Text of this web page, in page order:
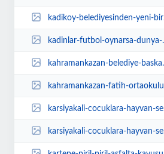
kadikoy-belediyesinden-yeni-bir-cocuk-yuvasi-mujdat-gezen-cocuk-yuvasi-acildi...
kadinlar-futbol-oynarsa-dunya-yerinden-oynar-AgQ2u3Jz.jpg
kahramankazan-belediye-baskani-selim-cirpanoglu-19-ekim-muhtarlar-gunu-kapsam...
kahramankazan-fatih-ortaokulu-erasmusdays-kapsaminda-renkli-bir-kutlama-progr...
karsiyakali-cocuklara-hayvan-sevgisi-asilaniyor-r2xR3MGh.jpg
karsiyakali-cocuklara-hayvan-sevgisi-asilaniyor-VhDZKpJu.jpg